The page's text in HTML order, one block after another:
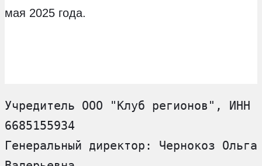
мая 2025 года.
Учредитель ООО "Клуб регионов", ИНН
6685155934
Генеральный директор: Чернокоз Ольга